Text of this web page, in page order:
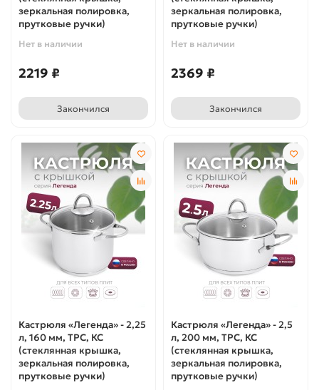
зеркальная полировка,
прутковые ручки)
Нет в наличии
2219 ₽
Закончился
зеркальная полировка,
прутковые ручки)
Нет в наличии
2369 ₽
Закончился
Кастрюля «Легенда» - 2,25
л, 160 мм, ТРС, КС
(стеклянная крышка,
зеркальная полировка,
прутковые ручки)
Кастрюля «Легенда» - 2,5
л, 200 мм, ТРС, КС
(стеклянная крышка,
зеркальная полировка,
прутковые ручки)